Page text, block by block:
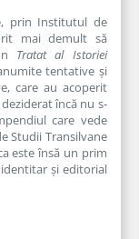
prin Institutul de
mai demult să
Tratat al Istoriei
tentative și
care au acoperit
încă nu s-
care vede
Studii Transilvane
este însă un prim
și editorial